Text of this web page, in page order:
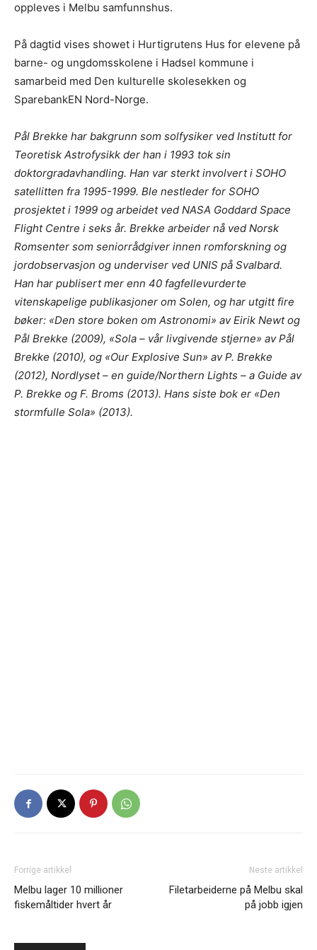
oppleves i Melbu samfunnshus.
På dagtid vises showet i Hurtigrutens Hus for elevene på
barne- og ungdomsskolene i Hadsel kommune i
samarbeid med Den kulturelle skolesekken og
SparebankEN Nord-Norge.
Pål Brekke har bakgrunn som solfysiker ved Institutt for
Teoretisk Astrofysikk der han i 1993 tok sin
doktorgradavhandling. Han var sterkt involvert i SOHO
satellitten fra 1995-1999. Ble nestleder for SOHO
prosjektet i 1999 og arbeidet ved NASA Goddard Space
Flight Centre i seks år. Brekke arbeider nå ved Norsk
Romsenter som seniorrådgiver innen romforskning og
jordobservasjon og underviser ved UNIS på Svalbard.
Han har publisert mer enn 40 fagfellevurderte
vitenskapelige publikasjoner om Solen, og har utgitt fire
bøker: «Den store boken om Astronomi» av Eirik Newt og
Pål Brekke (2009), «Sola – vår livgivende stjerne» av Pål
Brekke (2010), og «Our Explosive Sun» av P. Brekke
(2012), Nordlyset – en guide/Northern Lights – a Guide av
P. Brekke og F. Broms (2013). Hans siste bok er «Den
stormfulle Sola» (2013).
Forrige artikkel
Melbu lager 10 millioner
fiskemåltider hvert år
Neste artikkel
Filetarbeiderne på Melbu skal
på jobb igjen